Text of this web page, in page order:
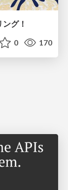
グ！
0 170